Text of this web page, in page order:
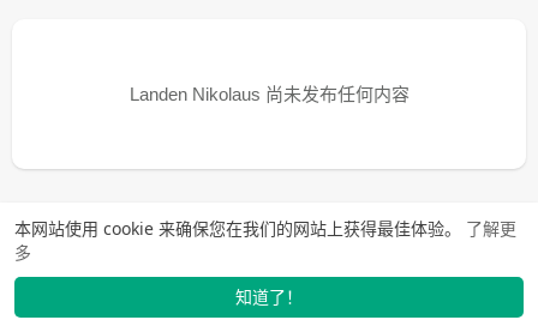
本网站使用 cookie 来确保您在我们的网站上获得最佳体验。 了解更
多
知道了！
Landen Nikolaus 尚未发布任何内容
发布